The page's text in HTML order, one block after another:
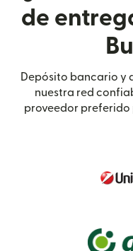
de
Depósito bancario y
nuestra red
proveedor preferido